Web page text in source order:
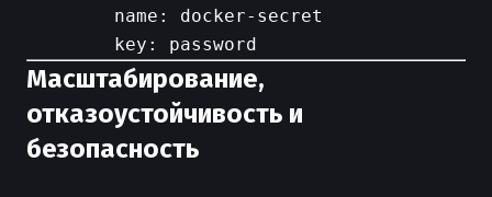
        name: docker-secret
Масштабирование,
отказоустойчивость и
безопасность